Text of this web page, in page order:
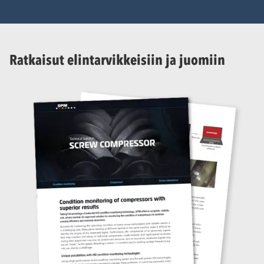
Ratkaisut elintarvikkeisiin ja juomiin